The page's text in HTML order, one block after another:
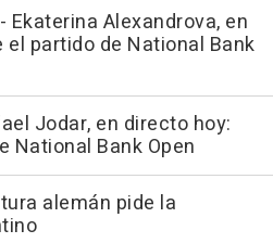
Ekaterina Alexandrova, en
partido de National Bank
Jodar, en directo hoy:
National Bank Open
alemán pide la